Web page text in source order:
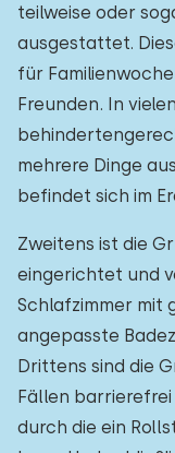
teilweise oder
ausgestattet.
für
Freunden. In
mehrere Dinge
befindet sich im
Zweitens ist die
eingerichtet und
Schlafzimmer mit
angepasste
Drittens sind die
Fällen
durch die ein